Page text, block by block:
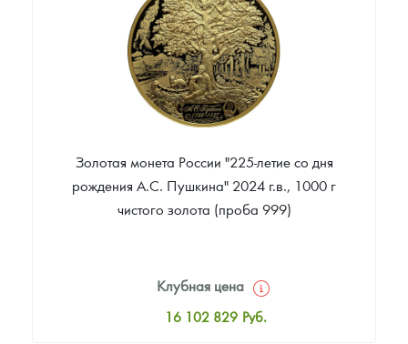
Звоните
Золотая монета России "225-летие со дня
рождения А.С. Пушкина" 2024 г.в., 1000 г
чистого золота (проба 999)
Клубная цена
16 102 829 Руб.